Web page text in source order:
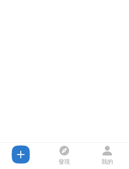
發現 我的